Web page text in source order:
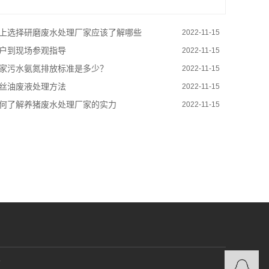
选择研磨废水处理厂家应该了解哪些 2022-11-15
到现场参观指导 2022-11-15
污水氨氮排放标准是多少？ 2022-11-15
油废液处理方法 2022-11-15
了解养猪废水处理厂家的实力 2022-11-15